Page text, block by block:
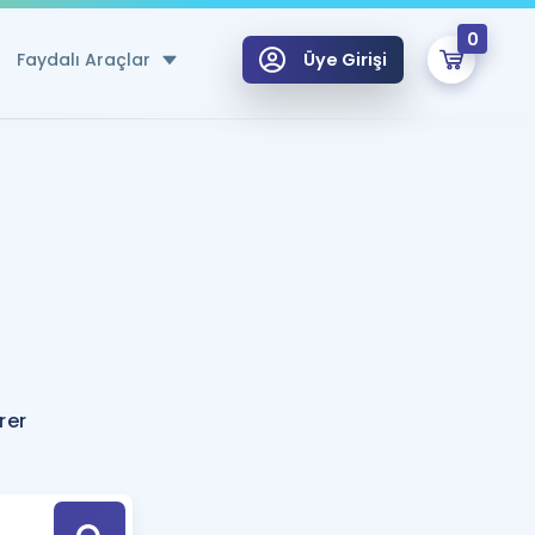
Faydalı Araçlar
Hesaplama Aracı
için Öneriler
Tek Takvimde
Üye Girişi
0
Hoca ile seni sınava hazırlayacak onlarca eğitim seni bekliyor!